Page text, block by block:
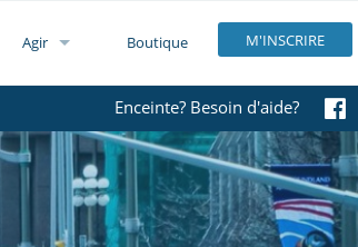
M'INSCRIRE
Agir Boutique
Enceinte? Besoin d'aide?